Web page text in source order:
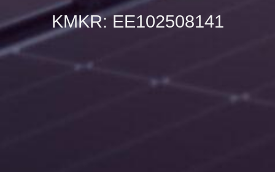
KMKR: EE102508141